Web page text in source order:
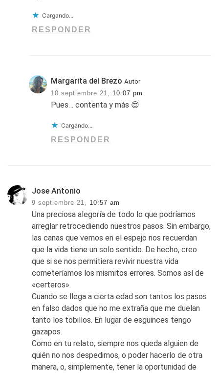
Cargando...
RESPONDER
Margarita del Brezo Autor
10 septiembre 21,
10:07 pm
Pues… contenta y más 😍
Cargando...
RESPONDER
Jose Antonio
9 septiembre 21, 10:57 am
Una preciosa alegoría de todo lo que podríamos
arreglar retrocediendo nuestros pasos. Sin embargo,
las canas que vemos en el espejo nos recuerdan
que la vida tiene un solo sentido. De hecho, creo
que si se nos permitiera revivir nuestra vida
cometeríamos los mismitos errores. Somos así de
«certeros».
Cuando se llega a cierta edad son tantos los pasos
en falso dados que no me extraña que me duelan
tanto los tobillos. En lugar de esguinces tengo
gazapos.
Como en tu relato, siempre nos queda alguien de
quién no nos despedimos, o poder hacerlo de otra
manera, o, simplemente, tener la oportunidad de